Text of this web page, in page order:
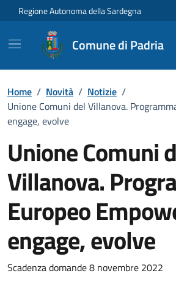
Vai ai contenuti
Vai al Footer
Regione Autonoma della Sardegna
Comune di Padria
Home / Novità / Notizie /
Unione Comuni del Villanova.
engage, evolve
Unione Comuni
Villanova.
Europeo
engage, evolve
Dettagli della notizia
Scadenza domande 8 novembre 2022